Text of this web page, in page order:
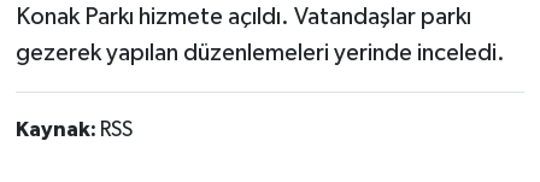
Konak Parkı hizmete açıldı. Vatandaşlar parkı
gezerek yapılan düzenlemeleri yerinde inceledi.
Kaynak: RSS